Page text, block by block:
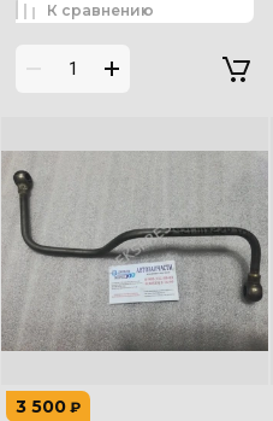
К сравнению
3 500 ₽